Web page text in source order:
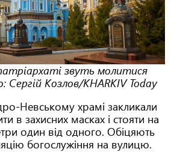
звуть молитися
Сергій Козлов/KHARKIV Today
Невському храмі закликали
в захисних масках і стояти на
один від одного. Обіцяють
богослужіння на вулицю.